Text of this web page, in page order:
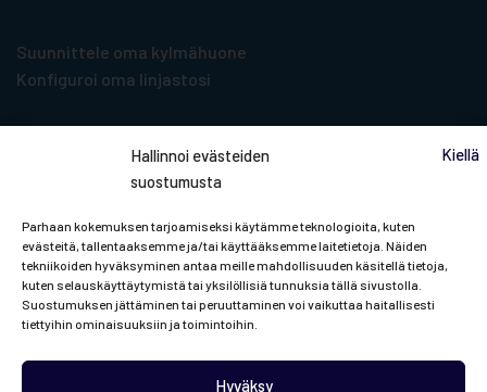
Hallinnoi evästeiden
suostumusta
Parhaan kokemuksen tarjoamiseksi käytämme teknologioita, kuten
evästeitä, tallentaaksemme ja/tai käyttääksemme laitetietoja. Näiden
tekniikoiden hyväksyminen antaa meille mahdollisuuden käsitellä tietoja,
kuten selauskäyttäytymistä tai yksilöllisiä tunnuksia tällä sivustolla.
Suostumuksen jättäminen tai peruuttaminen voi vaikuttaa haitallisesti
tiettyihin ominaisuuksiin ja toimintoihin.
Hyväksy
Kiellä
Suunnittele oma kylmähuone
Konfiguroi oma linjastosi
Tilaa uutiskirje
Pysyt mukana Porkan ja ammattikylmän
viileimmistä uutisista!